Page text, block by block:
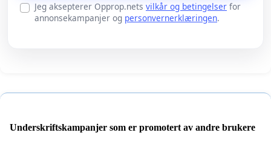
Jeg aksepterer Opprop.nets vilkår og betingelser for
annonsekampanjer og personvernerklæringen.
Underskriftskampanjer som er promotert av andre brukere